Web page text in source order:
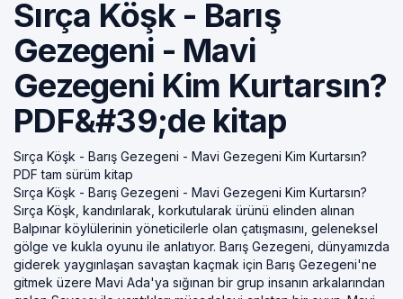
Sırça Köşk - Barış
Gezegeni - Mavi
Gezegeni Kim Kurtarsın?
PDF&#39;de kitap
Sırça Köşk - Barış Gezegeni - Mavi Gezegeni Kim Kurtarsın?
PDF tam sürüm kitap
Sırça Köşk - Barış Gezegeni - Mavi Gezegeni Kim Kurtarsın?
Sırça Köşk, kandırılarak, korkutularak ürünü elinden alınan
Balpınar köylülerinin yöneticilerle olan çatışmasını, geleneksel
gölge ve kukla oyunu ile anlatıyor. Barış Gezegeni, dünyamızda
giderek yaygınlaşan savaştan kaçmak için Barış Gezegeni'ne
gitmek üzere Mavi Ada'ya sığınan bir grup insanın arkalarından